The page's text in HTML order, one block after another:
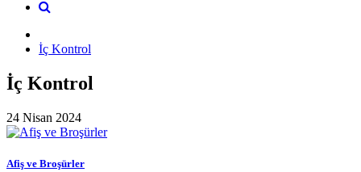
İç Kontrol
İç Kontrol
24 Nisan 2024
Afiş ve Broşürler